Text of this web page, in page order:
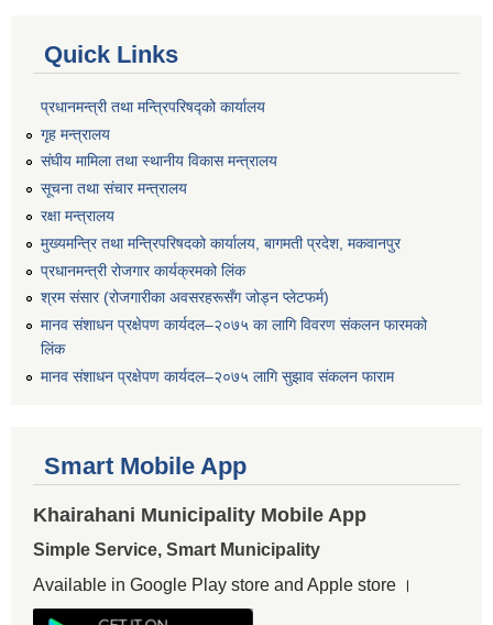
Quick Links
प्रधानमन्त्री तथा मन्त्रिपरिषद्को कार्यालय
गृह मन्त्रालय
संघीय मामिला तथा स्थानीय विकास मन्त्रालय
सूचना तथा संचार मन्त्रालय
रक्षा मन्त्रालय
मुख्यमन्त्रि तथा मन्त्रिपरिषदको कार्यालय, बागमती प्रदेश, मकवानपुर
प्रधानमन्त्री रोजगार कार्यक्रमको लिंक
श्रम संसार (रोजगारीका अवसरहरूसँग जोड्न प्लेटफर्म)
मानव संशाधन प्रक्षेपण कार्यदल–२०७५ का लागि विवरण संकलन फारमको
लिंक
मानव संशाधन प्रक्षेपण कार्यदल–२०७५ लागि सुझाव संकलन फाराम
Smart Mobile App
Khairahani Municipality Mobile App
Simple Service, Smart Municipality
Available in Google Play store and Apple store ।